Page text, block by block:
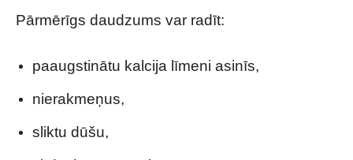
Pārmērīgs daudzums var radīt:
paaugstinātu kalcija līmeni asinīs,
nierakmeņus,
sliktu dūšu,